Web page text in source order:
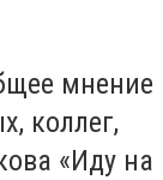
мнение
коллег,
«Иду на